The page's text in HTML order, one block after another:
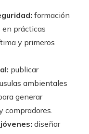
formación
prácticas
y primeros
publicar
ambientales
generar
compradores.
diseñar